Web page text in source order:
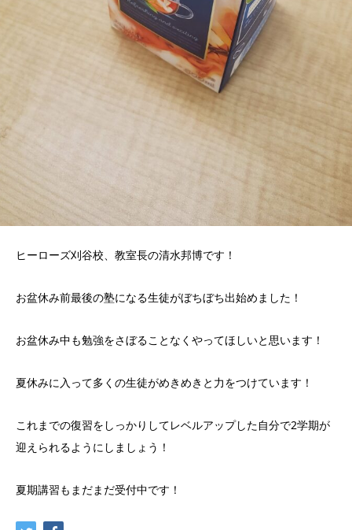
ヒーローズ刈谷校、教室長の清水邦博です！
お盆休み前最後の塾になる生徒がぼちぼち出始めました！
お盆休み中も勉強をさぼることなくやってほしいと思います！
夏休みに入って多くの生徒がめきめきと力をつけています！
これまでの復習をしっかりしてレベルアップした自分で2学期が
迎えられるようにしましょう！
夏期講習もまだまだ受付中です！